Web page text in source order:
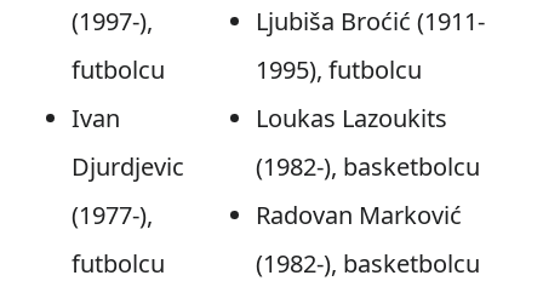
(1997-),
futbolcu
Ivan
Djurdjevic
(1977-),
futbolcu
Ljubiša Broćić (1911-
1995), futbolcu
Loukas Lazoukits
(1982-), basketbolcu
Radovan Marković
(1982-), basketbolcu